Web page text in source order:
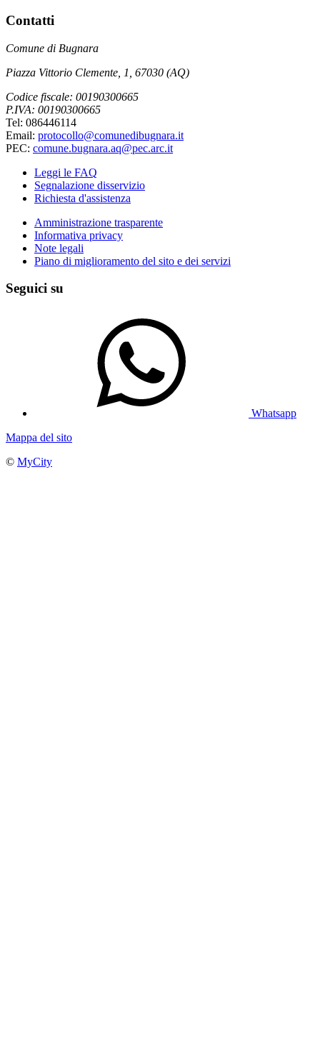
Contatti
Comune di Bugnara
Piazza Vittorio Clemente, 1, 67030 (AQ)
Codice fiscale: 00190300665
P.IVA: 00190300665
Tel: 086446114
Email: protocollo@comunedibugnara.it
PEC: comune.bugnara.aq@pec.arc.it
Leggi le FAQ
Segnalazione disservizio
Richiesta d'assistenza
Amministrazione trasparente
Informativa privacy
Note legali
Piano di miglioramento del sito e dei servizi
Seguici su
Whatsapp
Mappa del sito
© MyCity